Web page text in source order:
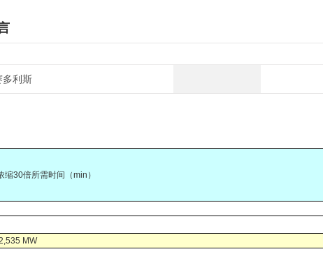
多利斯
30倍所需时间（min）
MW